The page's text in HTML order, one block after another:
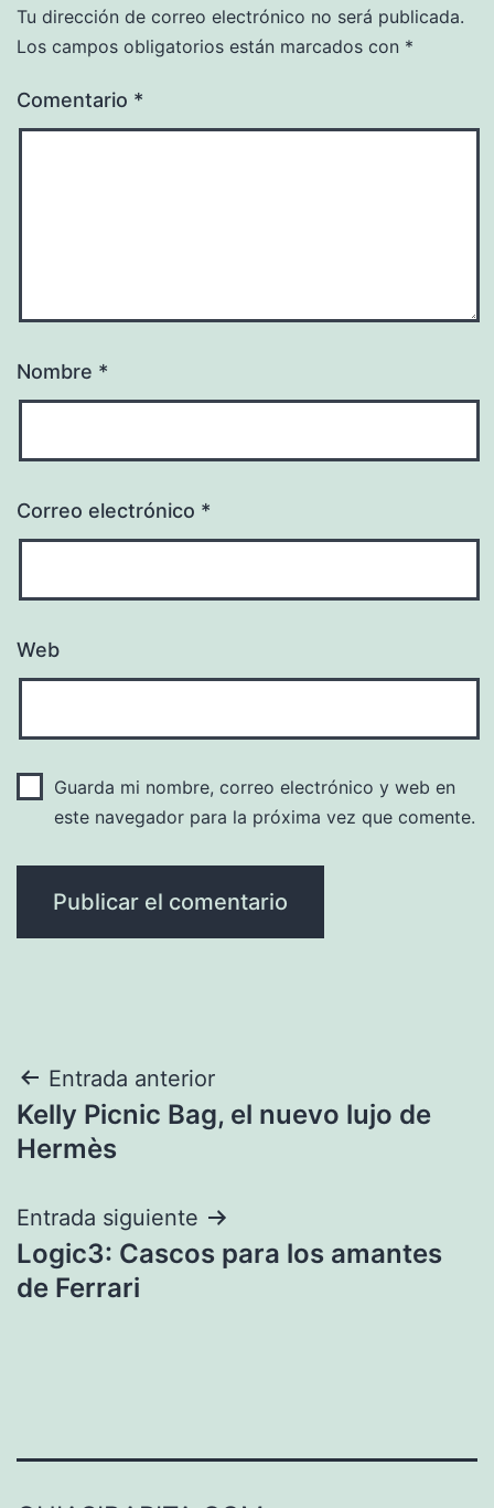
Tu dirección de correo electrónico no será publicada.
Los campos obligatorios están marcados con *
Comentario *
Nombre *
Correo electrónico *
Web
Guarda mi nombre, correo electrónico y web en
este navegador para la próxima vez que comente.
Navegación
de
Entrada anterior
Kelly Picnic Bag, el nuevo lujo de
Hermès
Entrada siguiente
Logic3: Cascos para los amantes
de Ferrari